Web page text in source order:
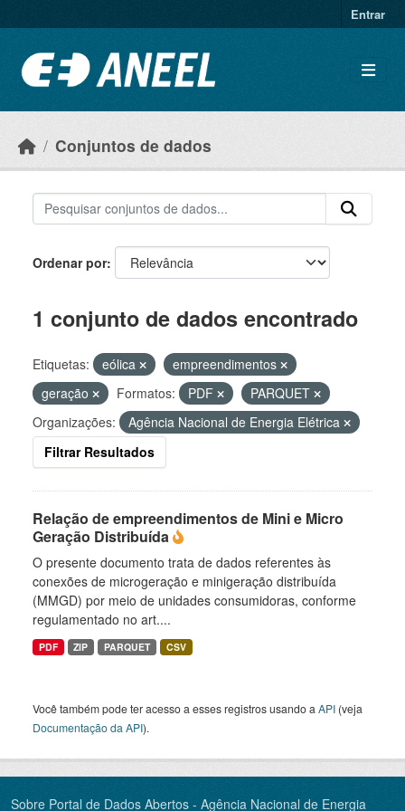
Entrar
Conjuntos de dados
Ordenar por
1 conjunto de dados encontrado
Etiquetas: eólica
empreendimentos
geração
Formatos: PDF
PARQUET
Organizações:
Agência Nacional de Energia Elétrica
Filtrar Resultados
Relação de empreendimentos de Mini e Micro
Geração Distribuída
O presente documento trata de dados referentes às
conexões de microgeração e minigeração distribuída
(MMGD) por meio de unidades consumidoras, conforme
regulamentado no art....
PDF ZIP PARQUET CSV
Você também pode ter acesso a esses registros usando a API (veja
Documentação da API).
Sobre Portal de Dados Abertos - Agência Nacional de Energia